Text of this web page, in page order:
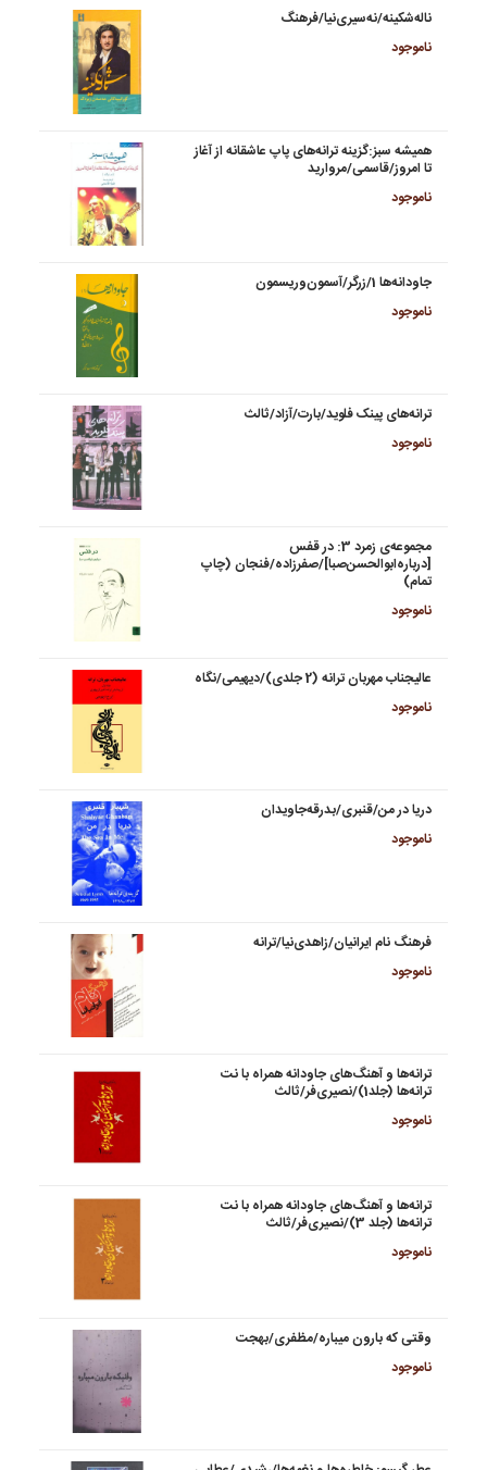
ناله‌شکینه/نه‌سیری‌نیا/فرهنگ
ناموجود
همیشه سبز:گزینه ترانه‌های پاپ عاشقانه از آغاز
تا امروز/قاسمی/مروارید
ناموجود
جاودانه‌ها 1/زرگر/آسمون‌وریسمون
ناموجود
ترانه‌های پینک فلوید/بارت/آزاد/ثالث
ناموجود
مجموعه‌ی زمرد 3: در قفس
[درباره‌ابوالحسن‌صبا]/صفرزاده/فنجان (چاپ
تمام)
ناموجود
عالیجناب مهربان ترانه (2 جلدی)/دیهیمی/نگاه
ناموجود
دریا در من/قنبری/بدرقه‌جاویدان
ناموجود
فرهنگ نام ایرانیان/زاهدی‌نیا/ترانه
ناموجود
ترانه‌ها و آهنگ‌های جاودانه همراه با نت
ترانه‌ها (جلد1)/نصیری‌فر/ثالث
ناموجود
ترانه‌ها و آهنگ‌های جاودانه همراه با نت
ترانه‌ها (جلد 3)/نصیری‌فر/ثالث
ناموجود
وقتی که بارون میباره/مظفری/بهجت
ناموجود